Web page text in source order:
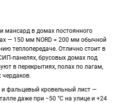
мансард в домах постоянного
— 150 мм NORD = 200 мм обычной
теплопередаче. Отлично стоит в
панелях, брусовых домах под
в перекрытиях, полах по лагам,
чердаков.
и фальцевый кровельный лист —
даже при −50 °C на улице и +24